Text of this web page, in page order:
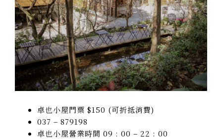
卓也小屋門票 $150 (可折抵消費)
037 – 879198
卓也小屋營業時間 09 : 00 – 22 : 00